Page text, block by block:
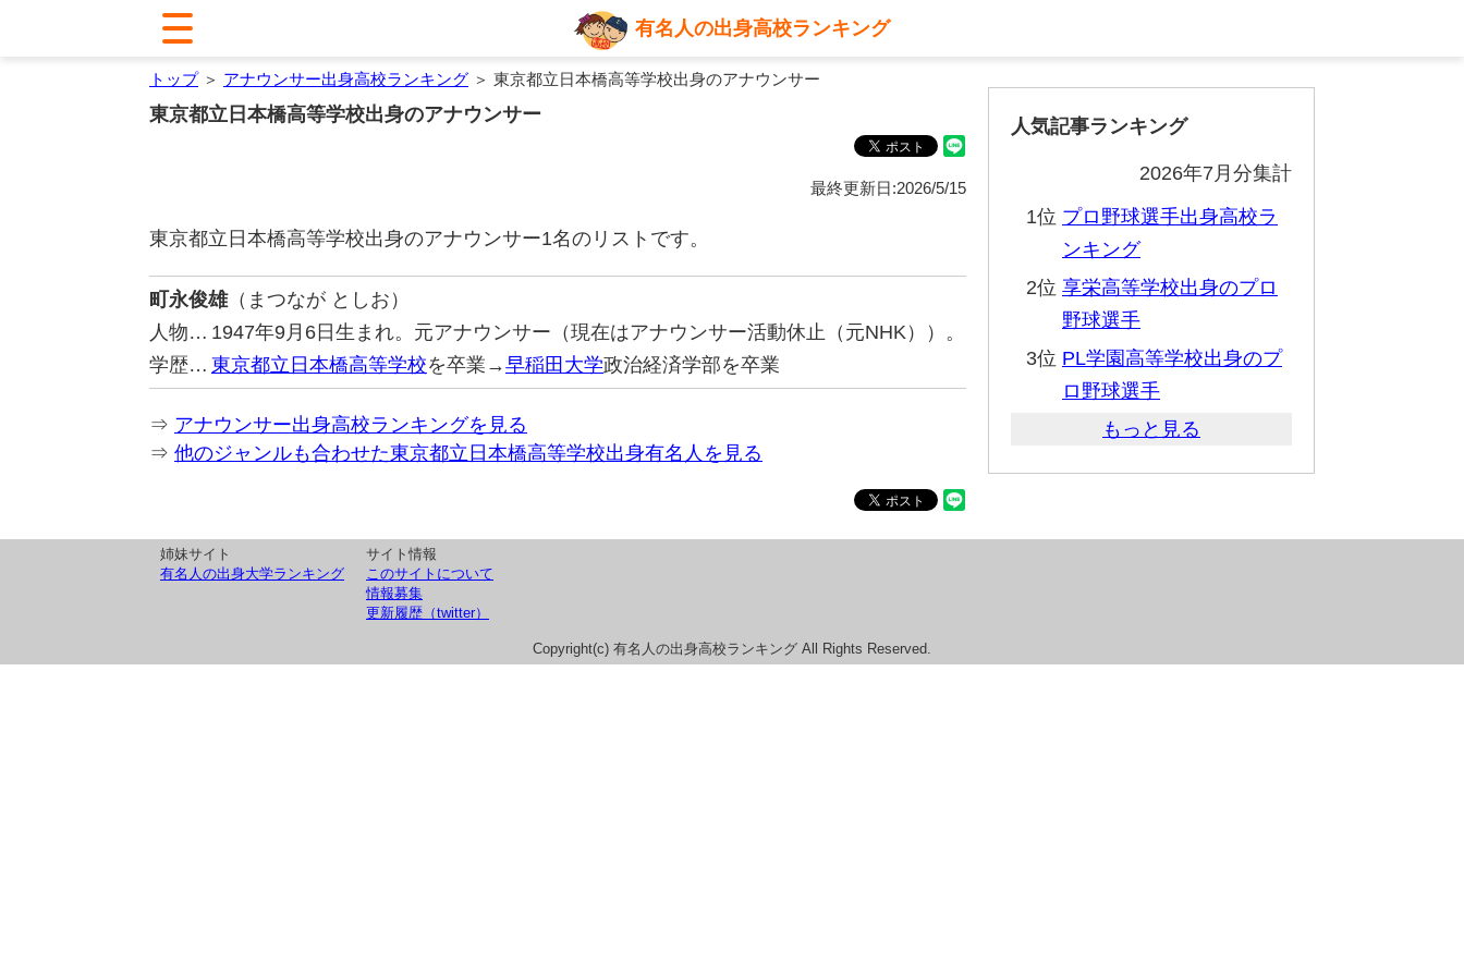
有名人の出身高校ランキング
トップ＞ アナウンサー出身高校ランキング ＞ 東京都立日本橋高等学校出身のアナウンサー
東京都立日本橋高等学校出身のアナウンサー
最終更新日:2026/5/15
東京都立日本橋高等学校出身のアナウンサー1名のリストです。
町永俊雄（まつなが としお）
人物… 1947年9月6日生まれ。元アナウンサー（現在はアナウンサー活動休止（元NHK））。
学歴… 東京都立日本橋高等学校を卒業→早稲田大学政治経済学部を卒業
⇒ アナウンサー出身高校ランキングを見る
⇒ 他のジャンルも合わせた東京都立日本橋高等学校出身有名人を見る
人気記事ランキング
2026年7月分集計
1位 プロ野球選手出身高校ラ
ンキング
2位 享栄高等学校出身のプロ
野球選手
3位 PL学園高等学校出身のプ
ロ野球選手
もっと見る
姉妹サイト
有名人の出身大学ランキング
サイト情報
このサイトについて
情報募集
更新履歴（twitter）
Copyright(c) 有名人の出身高校ランキング All Rights Reserved.